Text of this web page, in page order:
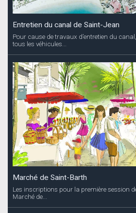
Entretien du canal de Saint-Jean
Pour cause de travaux d’entretien du
tous les véhicules...
Marché de Saint-Barth
Les inscriptions pour la première session
Marché de...